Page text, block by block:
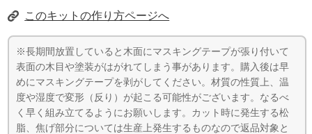
このキットの作り方ページへ
※長期間放置していると木面にマスキングテープが張り付いて
表面の木目や塗装がはがれてしまう事があります。購入後は早
めにマスキングテープを剥がしてください。材質の性質上、温
度や湿度で変形（反り）が起こる可能性がございます。なるべ
く早く組み立てるようにお願いします。カット時に発生する松
脂、焦げ部分については生産上発生するものなので返品対象と